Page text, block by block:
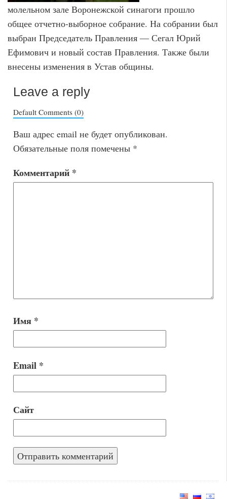
молельном зале Воронежской синагоги прошло
общее отчетно-выборное собрание. На собрании был
выбран Председатель Правления — Сегал Юрий
Ефимович и новый состав Правления. Также были
внесены изменения в Устав общины.
Leave a reply
Default Comments (0)
Ваш адрес email не будет опубликован.
Обязательные поля помечены *
Комментарий *
Имя *
Email *
Сайт